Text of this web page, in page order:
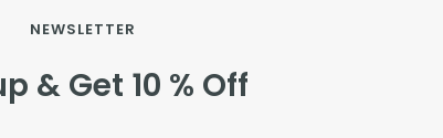
NEWSLETTER
& Get 10 % Off